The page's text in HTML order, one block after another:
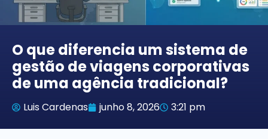
O que diferencia um sistema de
gestão de viagens corporativas
de uma agência tradicional?
Luis Cardenas junho 8, 2026 3:21 pm